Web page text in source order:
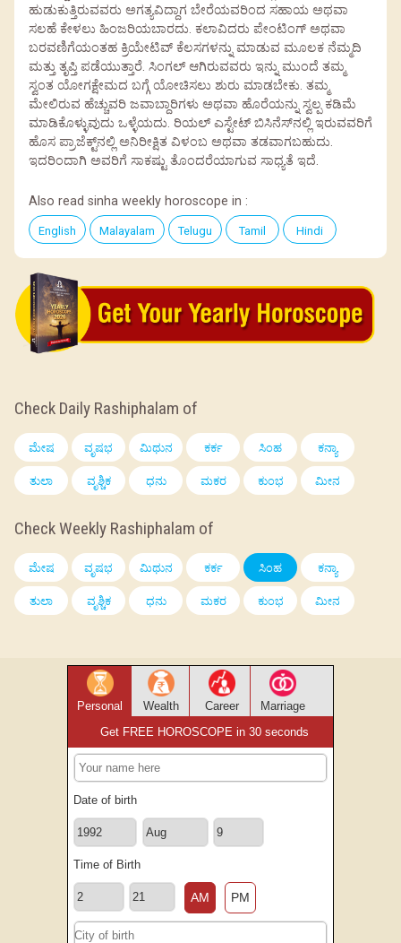
ಹುಡುಕುತ್ತಿರುವವರು ಅಗತ್ಯವಿದ್ದಾಗ ಬೇರೆಯವರಿಂದ ಸಹಾಯ ಅಥವಾ
ಸಲಹೆ ಕೇಳಲು ಹಿಂಜರಿಯಬಾರದು. ಕಲಾವಿದರು ಪೇಂಟಿಂಗ್ ಅಥವಾ
ಬರವಣಿಗೆಯಂತಹ ಕ್ರಿಯೇಟಿವ್ ಕೆಲಸಗಳನ್ನು ಮಾಡುವ ಮೂಲಕ ನೆಮ್ಮದಿ
ಮತ್ತು ತೃಪ್ತಿ ಪಡೆಯುತ್ತಾರೆ. ಸಿಂಗಲ್ ಆಗಿರುವವರು ಇನ್ನು ಮುಂದೆ ತಮ್ಮ
ಸ್ವಂತ ಯೋಗಕ್ಷೇಮದ ಬಗ್ಗೆ ಯೋಚಿಸಲು ಶುರು ಮಾಡಬೇಕು. ತಮ್ಮ
ಮೇಲಿರುವ ಹೆಚ್ಚುವರಿ ಜವಾಬ್ದಾರಿಗಳು ಅಥವಾ ಹೊರೆಯನ್ನು ಸ್ವಲ್ಪ ಕಡಿಮೆ
ಮಾಡಿಕೊಳ್ಳುವುದು ಒಳ್ಳೆಯದು. ರಿಯಲ್ ಎಸ್ಟೇಟ್ ಬಿಸಿನೆಸ್‌ನಲ್ಲಿ ಇರುವವರಿಗೆ
ಹೊಸ ಪ್ರಾಜೆಕ್ಟ್‌ನಲ್ಲಿ ಅನಿರೀಕ್ಷಿತ ವಿಳಂಬ ಅಥವಾ ತಡವಾಗಬಹುದು.
ಇದರಿಂದಾಗಿ ಅವರಿಗೆ ಸಾಕಷ್ಟು ತೊಂದರೆಯಾಗುವ ಸಾಧ್ಯತೆ ಇದೆ.
Also read sinha weekly horoscope in :
English Malayalam Telugu Tamil Hindi
Check Daily Rashiphalam of
ಮೇಷ ವೃಷಭ ಮಿಥುನ ಕರ್ಕ ಸಿಂಹ ಕನ್ಯಾ
ತುಲಾ ವೃಶ್ಚಿಕ ಧನು ಮಕರ ಕುಂಭ ಮೀನ
Check Weekly Rashiphalam of
ಮೇಷ ವೃಷಭ ಮಿಥುನ ಕರ್ಕ ಸಿಂಹ ಕನ್ಯಾ
ತುಲಾ ವೃಶ್ಚಿಕ ಧನು ಮಕರ ಕುಂಭ ಮೀನ
Personal Wealth Career Marriage
Get FREE HOROSCOPE in 30 seconds
Date of birth
Time of Birth
AM PM